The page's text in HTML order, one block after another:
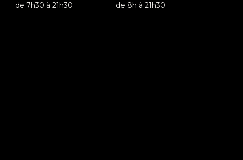
de 7h30 à 21h30
de 8h à 21h30